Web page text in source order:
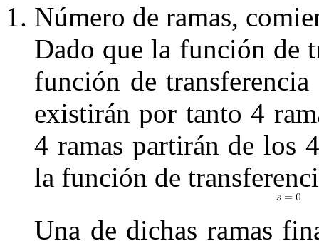
Número de ramas,
Dado que la función de
función de
existirán por tanto4
4 ramas partirán de los 4
la función de
Una de dichas ramas